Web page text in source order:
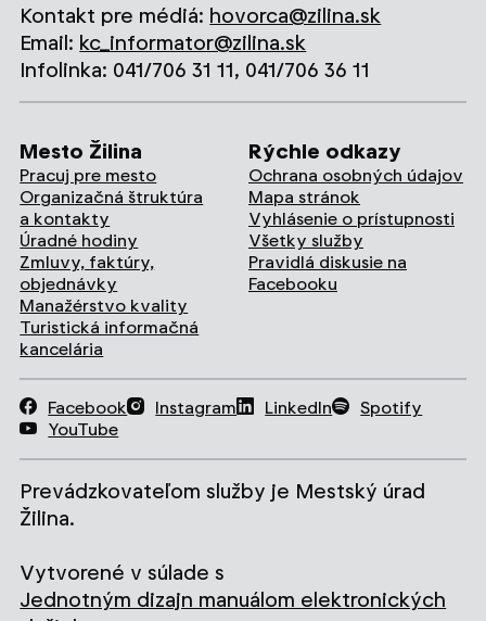
Kontakt pre médiá: hovorca@zilina.sk
Email: kc_informator@zilina.sk
Infolinka: 041/706 31 11, 041/706 36 11
Mesto Žilina
Pracuj pre mesto
Organizačná štruktúra
a kontakty
Úradné hodiny
Zmluvy, faktúry,
objednávky
Manažérstvo kvality
Turistická informačná
kancelária
Rýchle odkazy
Ochrana osobných údajov
Mapa stránok
Vyhlásenie o prístupnosti
Všetky služby
Pravidlá diskusie na
Facebooku
Facebook Instagram LinkedIn
Spotify
YouTube
Prevádzkovateľom služby je Mestský úrad
Žilina.
Vytvorené v súlade s
Jednotným dizajn manuálom elektronických